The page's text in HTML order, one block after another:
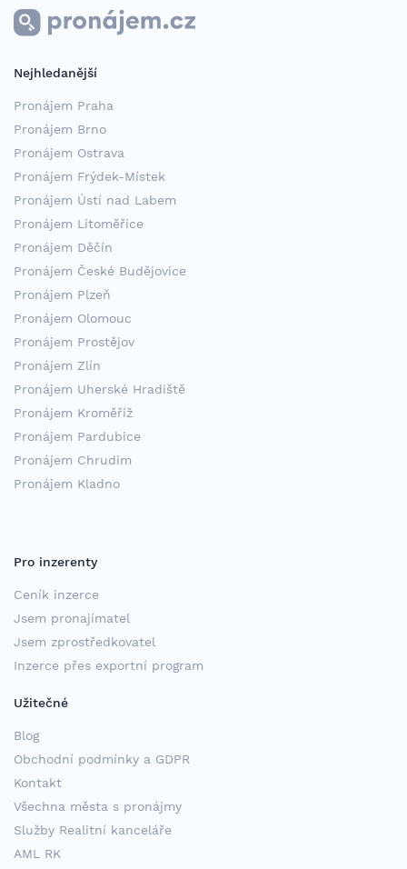
Nejhledanější
Pronájem Praha
Pronájem Brno
Pronájem Ostrava
Pronájem Frýdek-Místek
Pronájem Ústí nad Labem
Pronájem Litoměřice
Pronájem Děčín
Pronájem České Budějovice
Pronájem Plzeň
Pronájem Olomouc
Pronájem Prostějov
Pronájem Zlín
Pronájem Uherské Hradiště
Pronájem Kroměříž
Pronájem Pardubice
Pronájem Chrudim
Pronájem Kladno
Pro inzerenty
Ceník inzerce
Jsem pronajímatel
Jsem zprostředkovatel
Inzerce přes exportní program
Užitečné
Blog
Obchodní podmínky a GDPR
Kontakt
Všechna města s pronájmy
Služby Realitní kanceláře
AML RK